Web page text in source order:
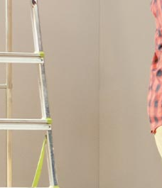
una vivienda
hipoteca
por primera vez
de una vivienda
para pagos iniciales